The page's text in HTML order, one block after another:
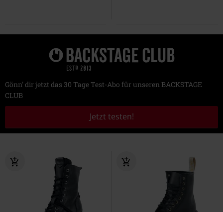
Gönn' dir jetzt das 30 Tage Test-Abo für unseren BACKSTAGE
CLUB
Jetzt testen!